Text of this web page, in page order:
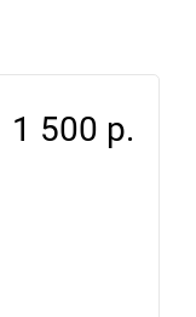
1 500 р.